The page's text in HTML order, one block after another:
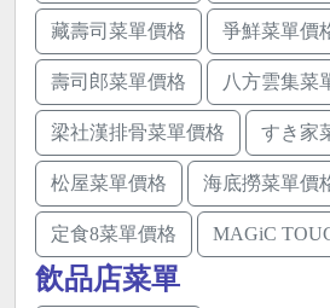
藏壽司菜單價格 爭鮮菜單價
壽司郎菜單價格 八方雲集菜
梁社漢排骨菜單價格 すき家
松屋菜單價格 海底撈菜單價
定食8菜單價格 MAGiC
飲品店菜單